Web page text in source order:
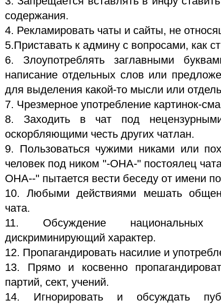
содержания.
4. Рекламировать чаты и сайты, не
5.Приставать к админу с вопросами, как
6. Злоупотреблять заглавными
написание отдельных слов или
для выделения какой-то мысли или
7. Чрезмерное употребление картинок-
8. Заходить в чат под
оскорбляющими честь других чатлан.
9. Пользоваться чужими никами или
человек под ником "-ОНА-" постоялец
ОНА--" пытается вести беседу от имени
10. Любыми действиями мешать
чата.
11. Обсуждение национальных
дискриминирующий характер.
12. Пропагандировать насилие и
13. Прямо и косвенно
партий, сект, учений.
14. Игнорировать и обсуждать